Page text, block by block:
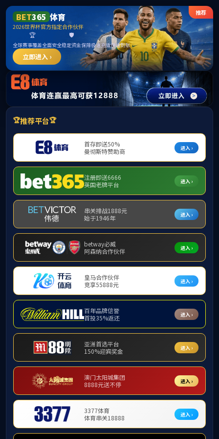
365英国上市公司(CHN-VIP认证)官网|Official
Website
提示：访问地址无效，allen-bradley-powerflex-4-22a-b4p5f104找不到
对应的栏目！
首页